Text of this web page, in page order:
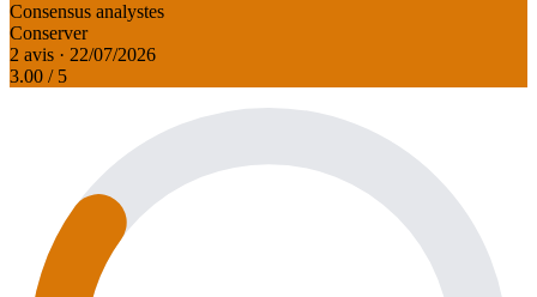
Consensus analystes
Conserver
2 avis · 22/07/2026
3.00 / 5